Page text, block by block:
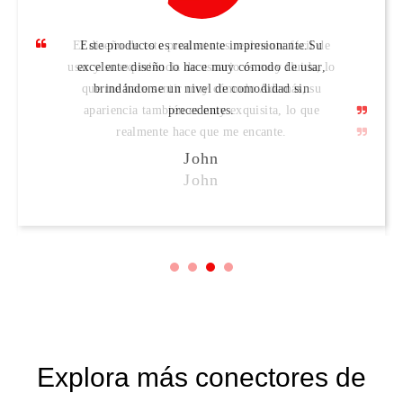
Este producto es realmente impresionante.Su
excelente diseño lo hace muy cómodo de usar,
brindándome un nivel de comodidad sin
precedentes.
John
Explora más conectores de